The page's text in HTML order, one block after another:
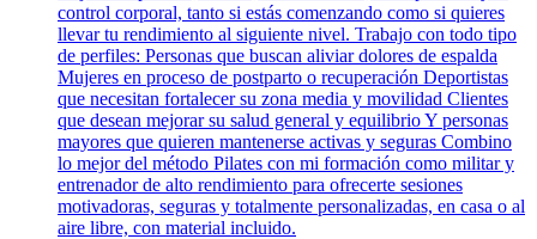
control corporal, tanto si estás comenzando como si quieres
llevar tu rendimiento al siguiente nivel. Trabajo con todo tipo
de perfiles: Personas que buscan aliviar dolores de espalda
Mujeres en proceso de postparto o recuperación Deportistas
que necesitan fortalecer su zona media y movilidad Clientes
que desean mejorar su salud general y equilibrio Y personas
mayores que quieren mantenerse activas y seguras Combino
lo mejor del método Pilates con mi formación como militar y
entrenador de alto rendimiento para ofrecerte sesiones
motivadoras, seguras y totalmente personalizadas, en casa o al
aire libre, con material incluido.